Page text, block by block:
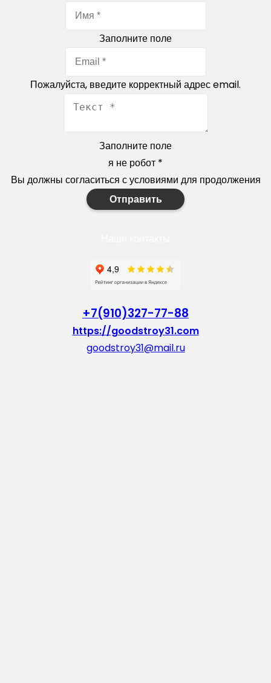
Заполните поле
Пожалуйста, введите корректный адрес email.
Заполните поле
я не робот *
Вы должны согласиться с условиями для продолжения
Отправить
+7(910)327-77-88
https://goodstroy31.com
goodstroy31@mail.ru